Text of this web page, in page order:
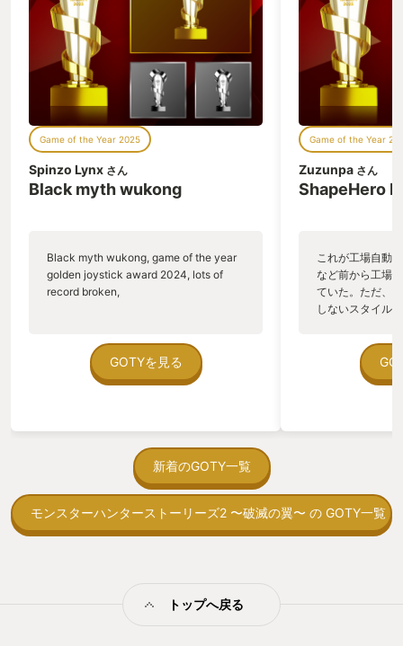
Game of the Year 2025
Spinzo Lynx さん
Black myth wukong
Black myth wukong, game of the year
golden joystick award 2024, lots of
record broken,
GOTYを見る
Game of the Year
Zuzunpa さん
ShapeHero
これが工場自動
など前から工場
ていた。ただ、
しないスタイル
ていた。 ただ
在を知ってから
う。気になる。
トコンベアの配
ん！このゲーム
向けか？という
新着のGOTY一覧
モンスターハンターストーリーズ2 〜破滅の翼〜 の GOTY一覧
トップへ戻る